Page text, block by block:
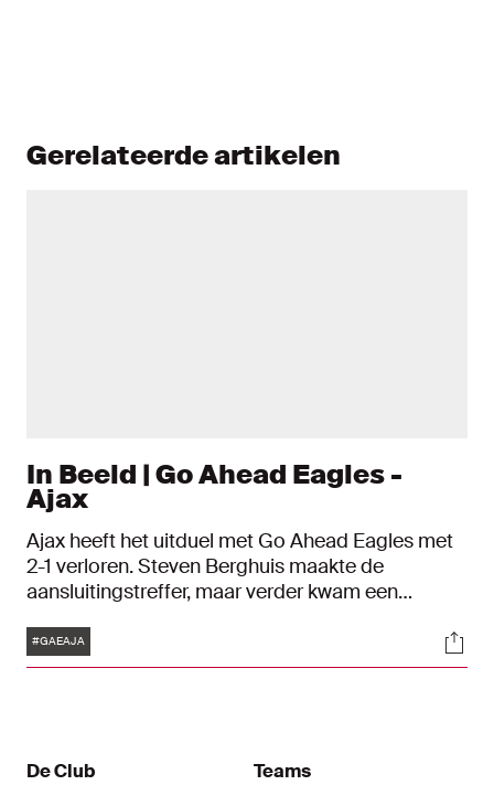
Gerelateerde artikelen
In Beeld | Go Ahead Eagles -
Ajax
Ajax heeft het uitduel met Go Ahead Eagles met
2-1 verloren. Steven Berghuis maakte de
aansluitingstreffer, maar verder kwam een
foto's.
Tags
#GAEAJA
De Club
Teams